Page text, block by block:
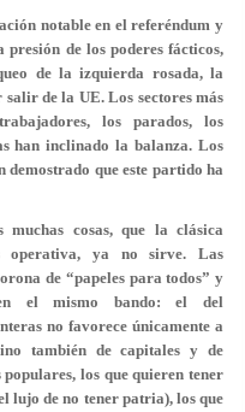
notable en el referéndum y
de los poderes fácticos,
de la izquierda rosada, la
de la UE. Los sectores más
los parados, los
han inclinado la balanza. Los
que este partido ha
cosas, que la clásica
operativa, ya no sirve. Las
de “papeles para todos” y
en el mismo bando: el del
no favorece únicamente a
también de capitales y de
los que quieren tener
lujo de no tener patria), los que